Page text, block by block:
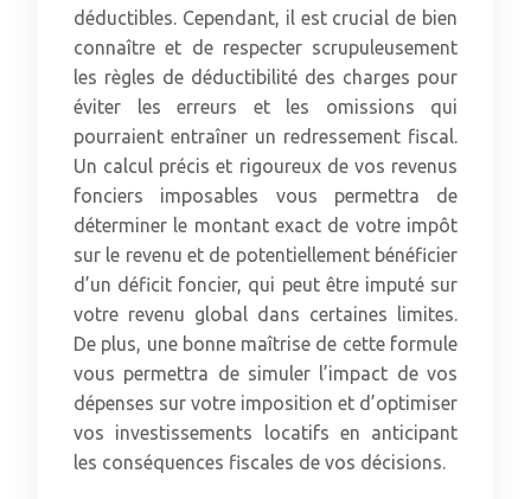
déductibles. Cependant, il est crucial de bien
connaître et de respecter scrupuleusement
les règles de déductibilité des charges pour
éviter les erreurs et les omissions qui
pourraient entraîner un redressement fiscal.
Un calcul précis et rigoureux de vos revenus
fonciers imposables vous permettra de
déterminer le montant exact de votre impôt
sur le revenu et de potentiellement bénéficier
d’un déficit foncier, qui peut être imputé sur
votre revenu global dans certaines limites.
De plus, une bonne maîtrise de cette formule
vous permettra de simuler l’impact de vos
dépenses sur votre imposition et d’optimiser
vos investissements locatifs en anticipant
les conséquences fiscales de vos décisions.